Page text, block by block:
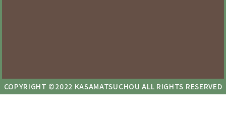
COPYRIGHT ©2022 KASAMATSUCHOU ALL RIGHTS RESERVED